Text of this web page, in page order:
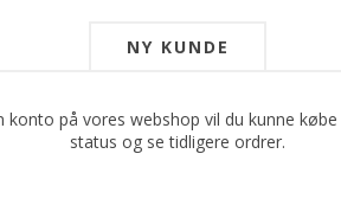
NY KUNDE
konto på vores webshop vil du kunne
status og se tidligere ordrer.